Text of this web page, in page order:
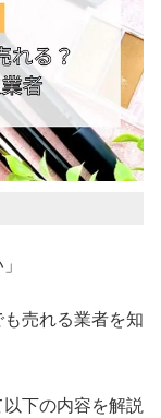
売れる業者を知
下の内容を解説